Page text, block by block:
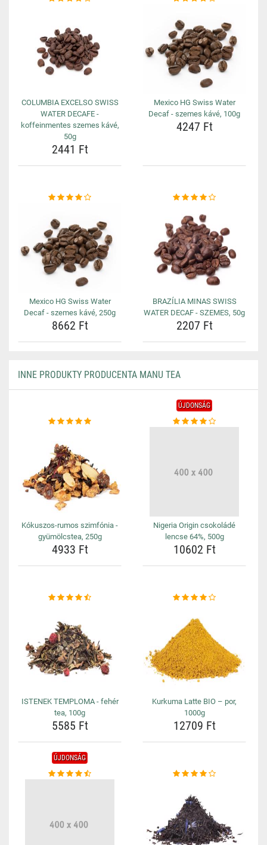
COLUMBIA EXCELSO SWISS
WATER DECAFE -
koffeinmentes szemes kávé,
50g
2441 Ft
Mexico HG Swiss Water
Decaf - szemes kávé, 100g
4247 Ft
Mexico HG Swiss Water
Decaf - szemes kávé, 250g
8662 Ft
BRAZÍLIA MINAS SWISS
WATER DECAF - SZEMES, 50g
2207 Ft
INNE PRODUKTY PRODUCENTA MANU TEA
Kókuszos-rumos szimfónia -
gyümölcstea, 250g
4933 Ft
ÚJDONSÁG
Nigeria Origin csokoládé
lencse 64%, 500g
10602 Ft
ISTENEK TEMPLOMA - fehér
tea, 100g
5585 Ft
Kurkuma Latte BIO – por,
1000g
12709 Ft
ÚJDONSÁG